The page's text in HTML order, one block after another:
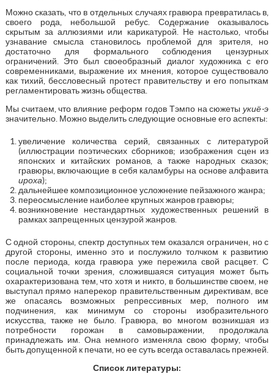
Можно сказать, что в отдельных случаях гравюра превратилась в,
своего рода, небольшой ребус. Содержание оказывалось
скрытым за аллюзиями или карикатурой. Не настолько, чтобы
узнавание смысла становилось проблемой для зрителя, но
достаточно для формального соблюдения цензурных
ограничений. Это был своеобразный диалог художника с его
современниками, выражение их мнения, которое существовало
как тихий, бессловесный протест правительству и его попыткам
регламентировать жизнь общества.
Мы считаем, что влияние реформ годов Тэмпо на сюжетыукиё-э
значительно. Можно выделить следующие основные его аспекты:
увеличение количества серий, связанных с литературой
(иллюстрации поэтических сборников; изображения сцен из
японских и китайских романов, а также народных сказок;
гравюры, включающие в себя каламбуры на основе алфавита
ироха);
дальнейшее композиционное усложнение пейзажного жанра;
переосмысление наиболее крупных жанров гравюры;
возникновение нестандартных художественных решений в
рамках запрещенных цензурой жанров.
С одной стороны, спектр доступных тем оказался ограничен, но с
другой стороны, именно это и послужило толчком к развитию
после периода, когда гравюра уже пережила свой расцвет. С
социальной точки зрения, сложившаяся ситуация может быть
охарактеризована тем, что хотя и никто, в большинстве своем, не
выступал прямо наперекор правительственным директивам, все
же опасаясь возможных репрессивных мер, полного им
подчинения, как минимум со стороны изобразительного
искусства, также не было. Гравюра, во многом возникшая из
потребности горожан в самовыражении, продолжала
принадлежать им. Она немного изменяла свою форму, чтобы
быть допущенной к печати, но ее суть всегда оставалась прежней.
Список литературы: